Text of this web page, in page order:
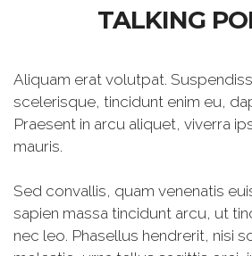
TALKING
Aliquam erat volutpat.
scelerisque, tincidunt enim eu,
Praesent in arcu aliquet, viverra
mauris.
Sed convallis, quam venenatis
sapien massa tincidunt arcu, ut
nec leo. Phasellus hendrerit, nisi